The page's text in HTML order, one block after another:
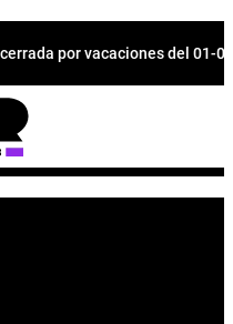
por vacaciones del 01-